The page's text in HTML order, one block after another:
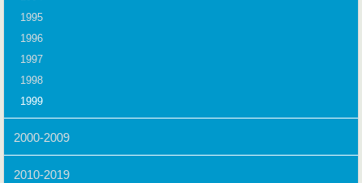
1995
1996
1997
1998
1999
2000-2009
2010-2019